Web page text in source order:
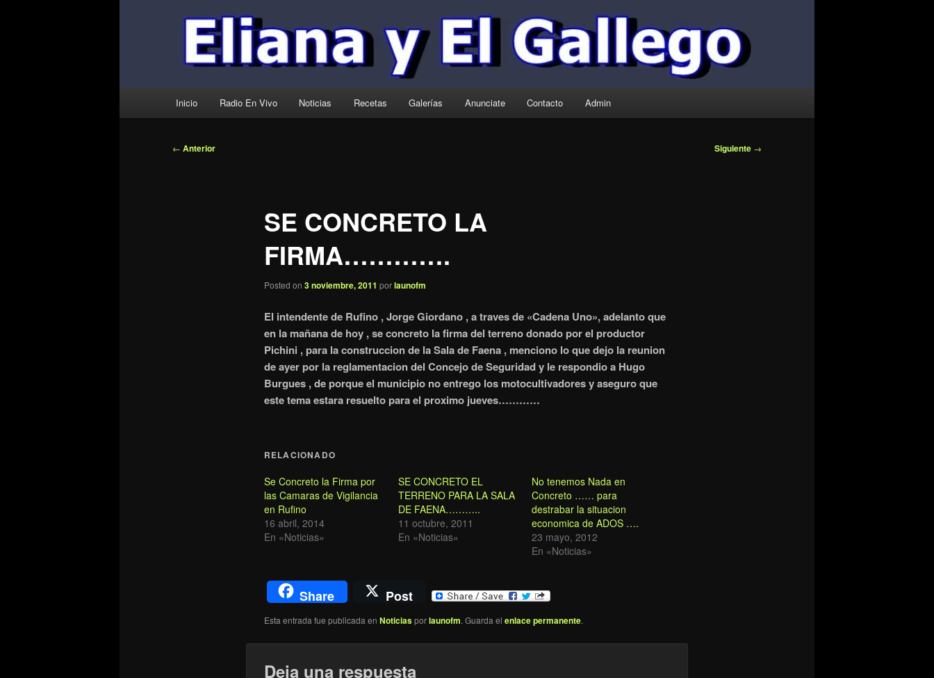
Inicio Radio En Vivo Noticias Recetas Galerías Anunciate Contacto Admin
Navegación
← Anterior Siguiente →
SE CONCRETO LA
FIRMA………….
Posted on 3 noviembre, 2011 porlaunofm
El intendente de Rufino , Jorge Giordano , a traves de «Cadena Uno», adelanto que
en la mañana de hoy , se concreto la firma del terreno donado por el productor
Pichini , para la construccion de la Sala de Faena , menciono lo que dejo la reunion
de ayer por la reglamentacion del Concejo de Seguridad y le respondio a Hugo
Burgues , de porque el municipio no entrego los motocultivadores y aseguro que
este tema estara resuelto para el proximo jueves…………
RELACIONADO
Se Concreto la Firma por
las Camaras de Vigilancia
en Rufino
16 abril, 2014
En «Noticias»
SE CONCRETO EL
TERRENO PARA LA SALA
DE FAENA………..
11 octubre, 2011
En «Noticias»
No tenemos Nada en
Concreto …… para
destrabar la situacion
economica de ADOS ….
23 mayo, 2012
En «Noticias»
Share Post
Esta entrada fue publicada en Noticiasporlaunofm. Guarda el enlace permanente.
Deja una respuesta